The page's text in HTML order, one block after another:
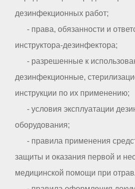
дезинфекционных работ;
- права, обязанности и
инструктора-дезинфектора;
- разрешенные к
дезинфекционные,
инструкции по их применению;
- условия эксплуатации
оборудования;
- правила применения
защиты и оказания первой и
медицинской помощи при